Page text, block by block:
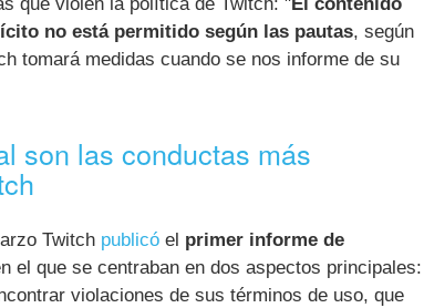
que violen la política de Twitch: "El contenido
no está permitido según las pautas, según
tomará medidas cuando se nos informe de su
son las conductas más
Twitch publicó el primer informe de
el que se centraban en dos aspectos principales:
violaciones de sus términos de uso, que